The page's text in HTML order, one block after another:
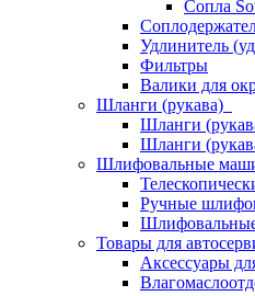
Сопла
Удлинитель
Фильтры
Валики для
Шланги (рукава)
Шланги
Шланги
Шлифовальные
Ручные
Товары для
Аксессуары